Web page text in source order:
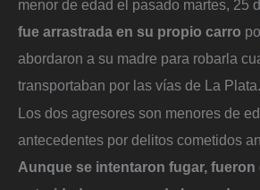
menor de edad el pasado martes, 25
fue arrastrada en su propio carro
abordaron a su madre para robarla
transportaban por las vías de La Plata.
Los dos agresores son menores de
antecedentes por delitos cometidos
Aunque se intentaron fugar, fueron